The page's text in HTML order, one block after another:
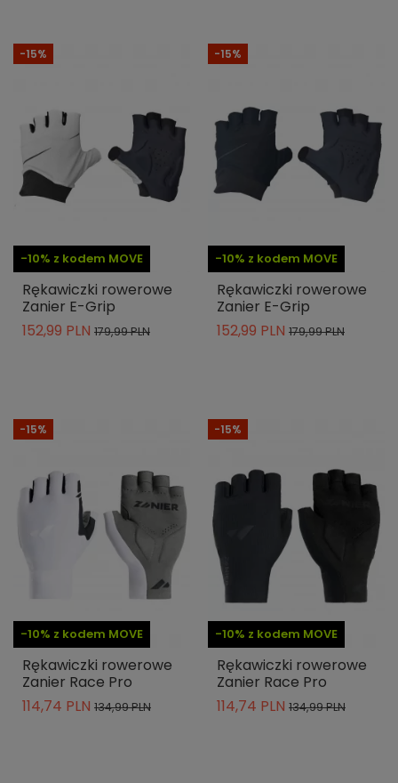
-10% z kodem MOVE
-15%
Rękawiczki rowerowe
Zanier E-Grip
152,99 PLN 179,99 PLN
-10% z kodem MOVE
-15%
Rękawiczki rowerowe
Zanier E-Grip
152,99 PLN 179,99 PLN
-10% z kodem MOVE
-15%
Rękawiczki rowerowe
Zanier Race Pro
114,74 PLN 134,99 PLN
-10% z kodem MOVE
-15%
Rękawiczki rowerowe
Zanier Race Pro
114,74 PLN 134,99 PLN